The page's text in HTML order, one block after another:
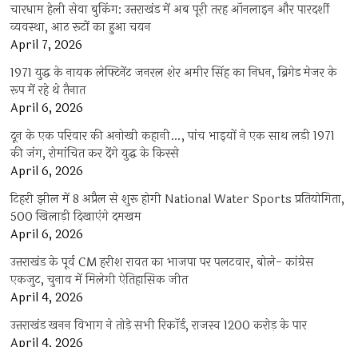
चारधाम हेली सेवा बुकिंग: उत्तराखंड में अब पूरी तरह ऑनलाइन और पारदर्शी
व्यवस्था, आठ रूटों का हुआ चयन
April 7, 2026
1971 युद्ध के नायक लेफ्टिनेंट जनरल शेर अमीर सिंह का निधन, ब्रिगेड मेजर के
रूप में रहे थे तैनात
April 6, 2026
दून के एक परिवार की अनोखी कहानी…, पांच भाइयों ने एक साथ लड़ी 1971
की जंग, रोमांचित कर देंगे युद्ध के किस्से
April 6, 2026
टिहरी झील में 8 अप्रैल से शुरू होगी National Water Sports प्रतियोगिता,
500 खिलाड़ी दिखाएंगे दमखम
April 6, 2026
उत्तराखंड के पूर्व CM हरीश रावत का भाजपा पर पलटवार, बोले- कांग्रेस
एकजुट, चुनाव में मिलेगी ऐतिहासिक जीत
April 4, 2026
उत्तराखंड खनन विभाग ने तोड़े सभी रिकॉर्ड, राजस्व 1200 करोड़ के पार